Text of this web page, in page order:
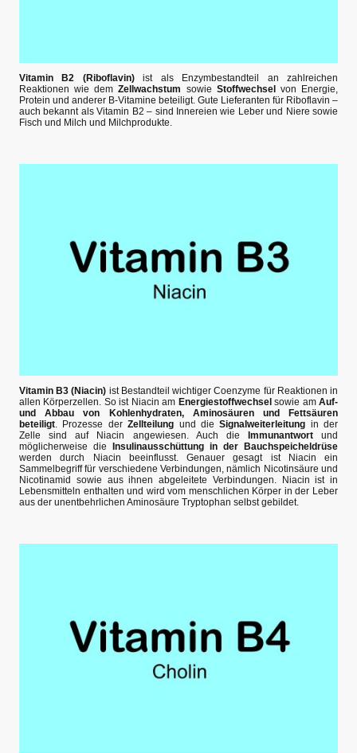
Vitamin B2 (Riboflavin)ist als Enzymbestandteil an zahlreichen
Reaktionen wie demZellwachstum sowie Stoffwechsel
von Energie,
Protein und anderer B-Vitamine beteiligt. Gute Lieferanten für Riboflavin –
auch bekannt als Vitamin B2 – sind Innereien wie Leber und Niere sowie
Fisch und Milch und Milchprodukte.
Vitamin B3 (Niacin) ist Bestandteil wichtiger Coenzyme für Reaktionen in
allen Körperzellen. So ist Niacin am Energiestoffwechselsowie amAuf-
und Abbau von Kohlenhydraten, Aminosäuren und Fettsäuren
beteiligt. Prozesse derZellteilung und dieSignalweiterleitung in der
Zelle sind auf Niacin angewiesen. Auch die
Immunantwortund
möglicherweise die
Insulinausschüttung in der Bauchspeicheldrüse
werden durch Niacin beeinflusst. Genauer gesagt ist Niacin ein
Sammelbegriff für verschiedene Verbindungen, nämlich Nicotinsäure und
Nicotinamid sowie aus ihnen abgeleitete Verbindungen. Niacin ist in
Lebensmitteln enthalten und wird vom menschlichen Körper in der Leber
aus der unentbehrlichen Aminosäure Tryptophan selbst gebildet.